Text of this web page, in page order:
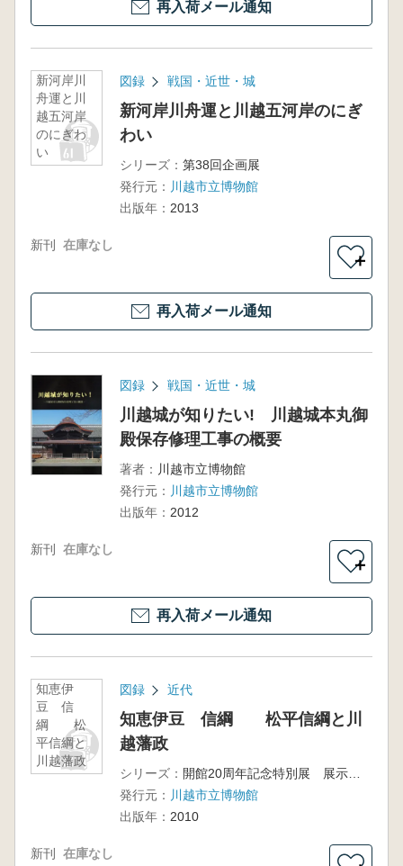
再入荷メール通知
新河岸川
舟運と川
越五河岸
のにぎわ
い
図録 戦国・近世・城
新河岸川舟運と川越五河岸のにぎ
わい
シリーズ： 第38回企画展
発行元： 川越市立博物館
出版年： 2013
新刊 在庫なし
＋
再入荷メール通知
図録 戦国・近世・城
川越城が知りたい! 川越城本丸御
殿保存修理工事の概要
著者： 川越市立博物館
発行元： 川越市立博物館
出版年： 2012
新刊 在庫なし
＋
再入荷メール通知
知恵伊
豆 信
綱 松
平信綱と
川越藩政
図録 近代
知恵伊豆 信綱 松平信綱と川
越藩政
シリーズ：
開館20周年記念特別展 展示図録
発行元： 川越市立博物館
出版年： 2010
新刊 在庫なし